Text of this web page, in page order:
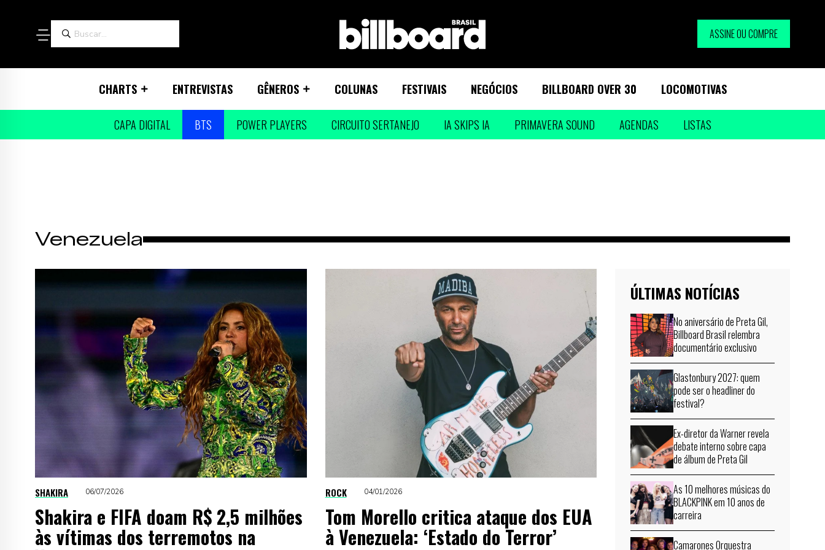
ASSINE OU COMPRE
CHARTS ENTREVISTAS GÊNEROS COLUNAS FESTIVAIS NEGÓCIOS BILLBOARD OVER 30 LOCOMOTIVAS
CAPA DIGITAL BTS POWER PLAYERS CIRCUITO SERTANEJO IA SKIPS IA PRIMAVERA SOUND AGENDAS LISTAS
Venezuela
SHAKIRA 06/07/2026
Shakira e FIFA doam R$ 2,5 milhões
às vítimas dos terremotos na
ROCK 04/01/2026
Tom Morello critica ataque dos EUA
à Venezuela: ‘Estado do Terror’
ÚLTIMAS NOTÍCIAS
No aniversário de Preta Gil,
Billboard Brasil relembra
documentário exclusivo
Glastonbury 2027: quem
pode ser o headliner do
festival?
Ex-diretor da Warner revela
debate interno sobre capa
de álbum de Preta Gil
As 10 melhores músicas do
BLACKPINK em 10 anos de
carreira
Camarones Orquestra